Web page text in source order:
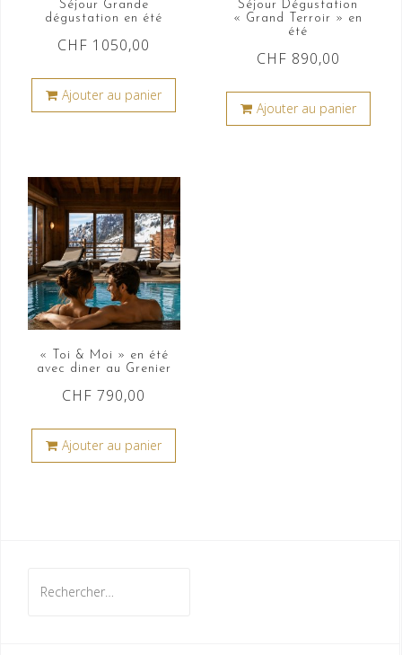
Séjour Grande
dégustation en été
CHF 1050,00
Ajouter au panier
Séjour Dégustation
« Grand Terroir » en
été
CHF 890,00
Ajouter au panier
« Toi & Moi » en été
avec diner au Grenier
CHF 790,00
Ajouter au panier